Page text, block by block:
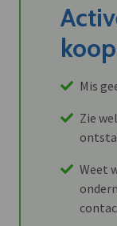
Mis
Zie
Weet